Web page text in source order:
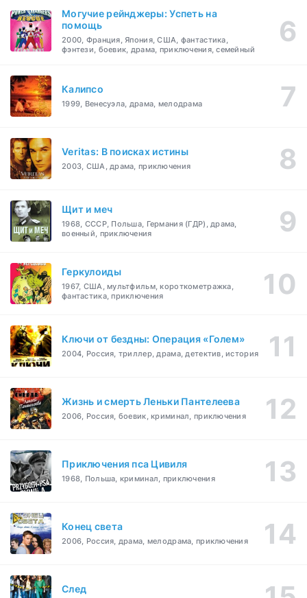
Могучие рейнджеры: Успеть на
помощь
2000, Франция, Япония, США, фантастика,
фэнтези, боевик, драма, приключения, семейный
Калипсо
1999, Венесуэла, драма, мелодрама
Veritas: В поисках истины
2003, США, драма, приключения
Щит и меч
1968, СССР, Польша, Германия (ГДР), драма,
военный, приключения
Геркулоиды
1967, США, мультфильм, короткометражка,
фантастика, приключения
Ключи от бездны: Операция «Голем»
2004, Россия, триллер, драма, детектив, история
Жизнь и смерть Леньки Пантелеева
2006, Россия, боевик, криминал, приключения
Приключения пса Цивиля
1968, Польша, криминал, приключения
Конец света
2006, Россия, драма, мелодрама, приключения
След